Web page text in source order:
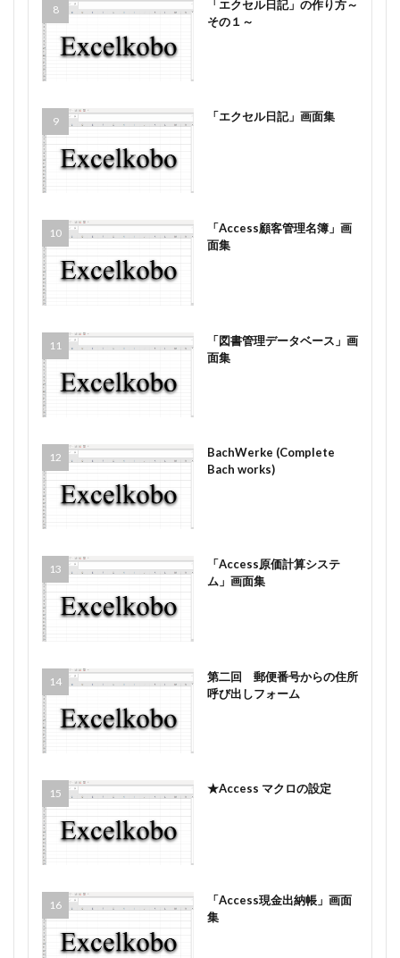
「エクセル日記」の作り方～
その１～
「エクセル日記」画面集
「Access顧客管理名簿」画
面集
「図書管理データベース」画
面集
BachWerke (Complete
Bach works)
「Access原価計算システ
ム」画面集
第二回 郵便番号からの住所
呼び出しフォーム
★Access マクロの設定
「Access現金出納帳」画面
集